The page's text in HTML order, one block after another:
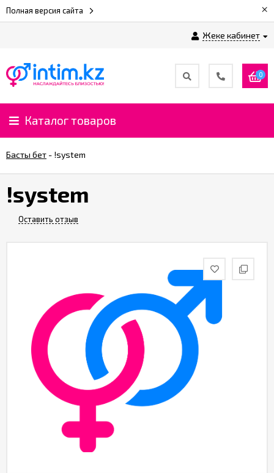
Полная версия сайта ×
Жеке кабинет
0
Каталог товаров
Басты бет - !system
!system
Оставить отзыв